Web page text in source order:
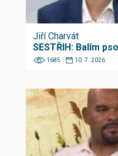
Jiří Charvát
SESTŘIH: Balím
1685 10. 7. 2026